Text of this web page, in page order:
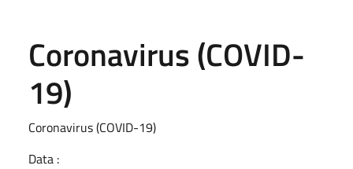
Coronavirus (COVID-
19)
Coronavirus (COVID-19)
Data :